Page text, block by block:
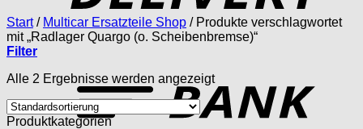
Start / Multicar Ersatzteile Shop /Produkte verschlagwortet
mit „Radlager Quargo (o. Scheibenbremse)“
Filter
Alle 2 Ergebnisse werden angezeigt
Produktkategorien